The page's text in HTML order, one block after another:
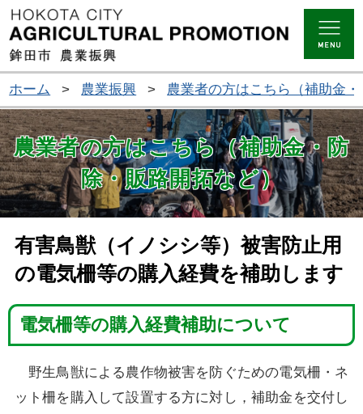
ホーム > 農業振興 > 農業者の方はこちら（補助金
農業者の方はこちら（補助金・防
除・販路開拓など）
有害鳥獣（イノシシ等）被害防止用
の電気柵等の購入経費を補助します
電気柵等の購入経費補助について
野生鳥獣による農作物被害を防ぐための電気柵・ネ
ット柵を購入して設置する方に対し，補助金を交付し